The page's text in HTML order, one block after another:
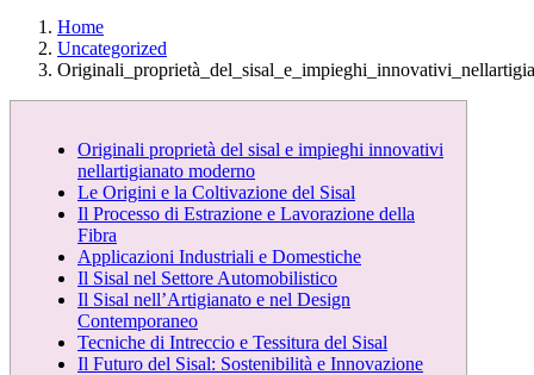
Home
Uncategorized
Originali proprietà del sisal e impieghi innovativi
nellartigianato moderno
Le Origini e la Coltivazione del Sisal
Il Processo di Estrazione e Lavorazione della
Fibra
Applicazioni Industriali e Domestiche
Il Sisal nel Settore Automobilistico
Il Sisal nell’Artigianato e nel Design
Contemporaneo
Tecniche di Intreccio e Tessitura del Sisal
Il Futuro del Sisal: Sostenibilità e Innovazione